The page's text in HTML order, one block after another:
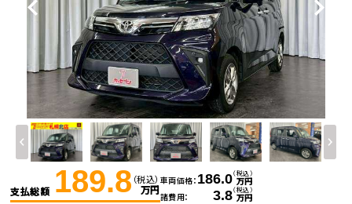
支払総額 189.8 （税込）
万円
車両価格 186.0（税込）
万円
諸費用
3.8（税込）
万円